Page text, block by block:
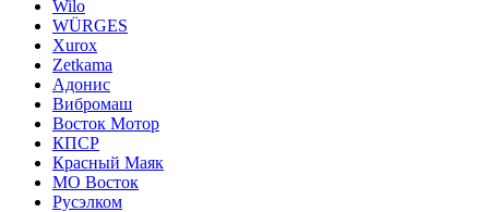
Wilo
WÜRGES
Xurox
Zetkama
Адонис
Вибромаш
Восток Мотор
КПСР
Красный Маяк
МО Восток
Русэлком